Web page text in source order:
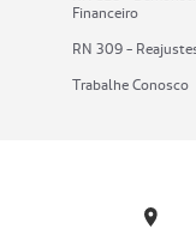
Financeiro
RN 309 -
Trabalhe Conosco